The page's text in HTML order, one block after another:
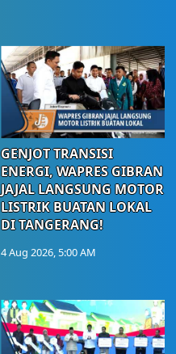
GENJOT TRANSISI
ENERGI, WAPRES GIBRAN
JAJAL LANGSUNG MOTOR
LISTRIK BUATAN LOKAL
DI TANGERANG!
4 Aug 2026, 5:00 AM